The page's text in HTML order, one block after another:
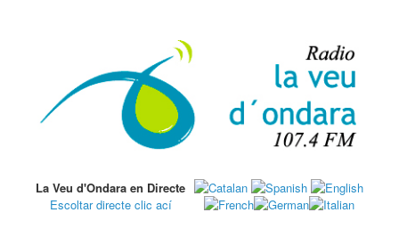
La Veu d'Ondara en Directe
Escoltar directe clic ací